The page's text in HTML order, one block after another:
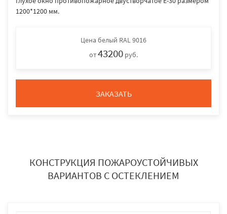
1200*1200 мм.
Цена белый RAL 9016
от43200 руб.
ЗАКАЗАТЬ
КОНСТРУКЦИЯ ПОЖАРОУСТОЙЧИВЫХ
ВАРИАНТОВ С ОСТЕКЛЕНИЕМ